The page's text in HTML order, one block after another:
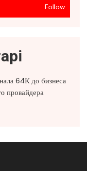
Follow
64К до бизнеса
провайдера